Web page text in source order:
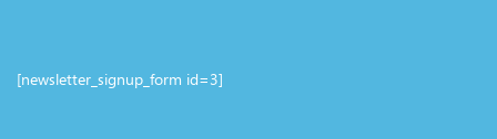
[newsletter_signup_form id=3]